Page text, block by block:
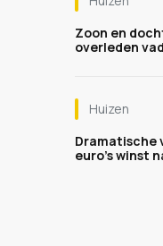
Zoon en
overleden
Huizen
Dramatische
euro's winst